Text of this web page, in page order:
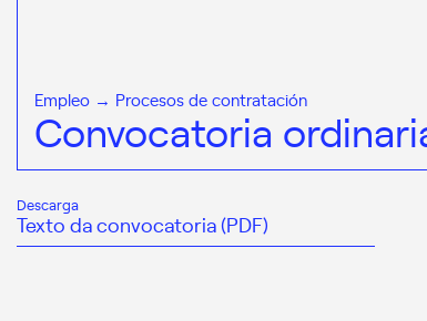
Empleo → Procesos de contratación
Convocatoria
Descarga
Texto da convocatoria (PDF)